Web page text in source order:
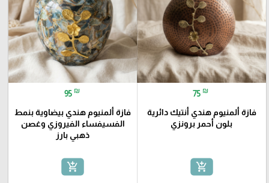
75 ₪
فازة ألمنيوم هندي أنتيك دائرية
بلون أحمر برونزي
add_shopping_cart
95 ₪
فازة ألمنيوم هندي بيضاوية بنمط
الفسيفساء الفيروزي وغصن
ذهبي بارز
add_shopping_cart